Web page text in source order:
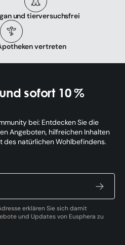
und tierversuchsfrei
vertreten
sofort 10 %
bei: Entdecken Sie die
Angeboten, hilfreichen Inhalten
des natürlichen Wohlbefindens.
erklären Sie sich damit
und Updates von Eusphera zu